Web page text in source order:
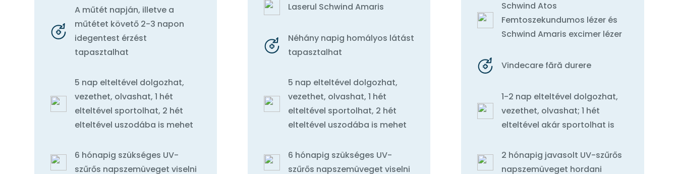
A műtét napján, illetve a
műtétet követő 2-3 napon
idegentest érzést
tapasztalhat
5 nap elteltével dolgozhat,
vezethet, olvashat, 1 hét
elteltével sportolhat, 2 hét
elteltével uszodába is mehet
6 hónapig szükséges UV-
szűrős napszemüveget viselni
Laserul Schwind Amaris
Néhány napig homályos látást
tapasztalhat
5 nap elteltével dolgozhat,
vezethet, olvashat, 1 hét
elteltével sportolhat, 2 hét
elteltével uszodába is mehet
6 hónapig szükséges UV-
szűrős napszemüveget viselni
Schwind Atos
Femtoszekundumos lézer és
Schwind Amaris excimer lézer
Vindecare fără durere
1-2 nap elteltével dolgozhat,
vezethet, olvashat; 1 hét
elteltével akár sportolhat is
2 hónapig javasolt UV-szűrős
napszemüveget hordani